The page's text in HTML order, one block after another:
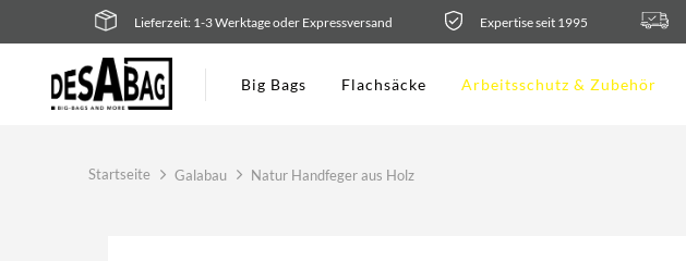
Lieferzeit: 1-3 Werktage oder Expressversand Expertise seit 1995
Big Bags Flachsäcke Arbeitsschutz & Zubehör
Startseite Galabau Natur Handfeger aus Holz